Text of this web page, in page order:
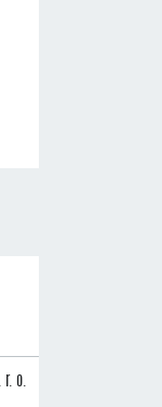
r. o.